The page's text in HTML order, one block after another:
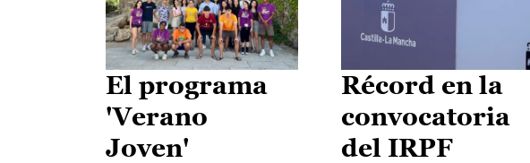
El programa
'Verano
Joven'
Récord en la
convocatoria
del IRPF